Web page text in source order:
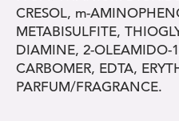
CRESOL, m-
METABISULFITE,
DIAMINE, 2-OLEAMIDO-
CARBOMER, EDTA,
PARFUM/FRAGRANCE.